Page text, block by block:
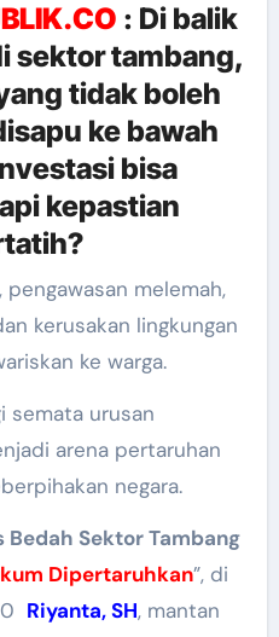
: Di balik
sektor tambang,
tidak boleh
ke bawah
bisa
kepastian
kerusakan lingkungan
ke warga.
semata urusan
arena pertaruhan
negara.
Bedah Sektor Tambang
Dipertaruhkan”, di
Riyanta, SH, mantan